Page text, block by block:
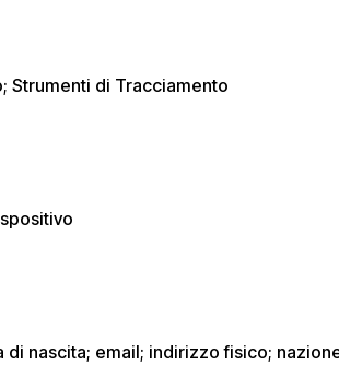
Strumenti di Tracciamento
nascita; email; indirizzo fisico;